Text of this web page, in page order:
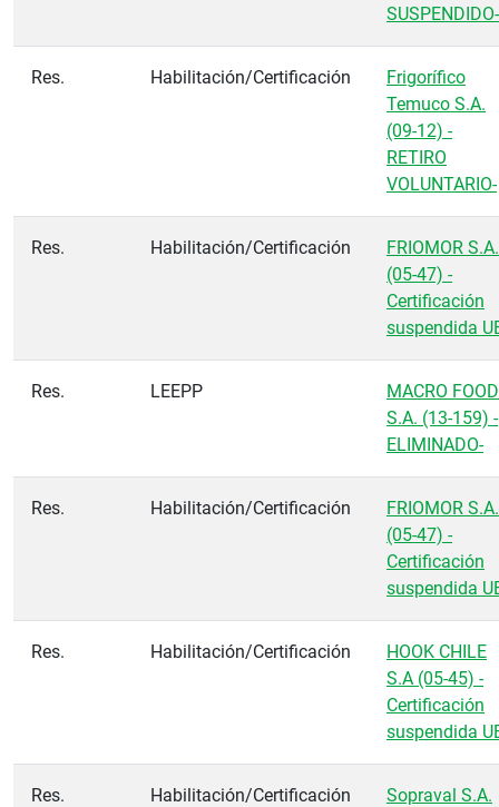
SUSPENDIDO-
Res. Habilitación/Certificación
Frigorífico
Temuco S.A.
(09-12) -
RETIRO
VOLUNTARIO-
Res. Habilitación/Certificación
FRIOMOR S.A.
(05-47) -
Certificación
suspendida
Res. LEEPP
MACRO FOOD
S.A. (13-159) -
ELIMINADO-
Res. Habilitación/Certificación
FRIOMOR S.A.
(05-47) -
Certificación
suspendida
Res. Habilitación/Certificación
HOOK CHILE
S.A (05-45) -
Certificación
suspendida
Res. Habilitación/Certificación
Sopraval S.A.